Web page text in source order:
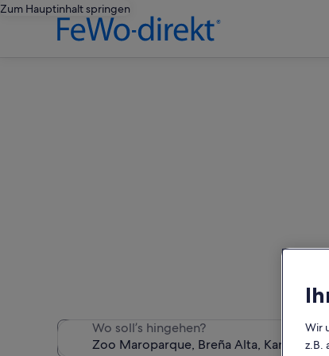
Zum Hauptinhalt springen
Wir haben 472
Wo soll’s hingehen? Wir
z.B.